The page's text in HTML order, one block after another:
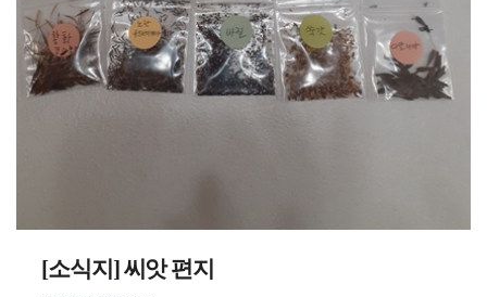
[소식지] 씨앗 편지